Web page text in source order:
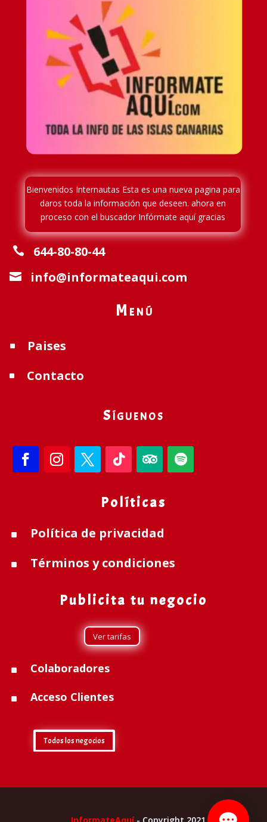
Bienvenidos Internautas Esta es una nueva pagina para
daros toda la información que deseen. ahora en
proceso con el buscador Infórmate aquí gracias
 644-80-80-44
 info@informateaqui.com
Menú
^ Paises
^ Contacto
Síguenos
Políticas
^ Política de privacidad
^ Términos y condiciones
Publicita tu negocio
Ver tarifas
^ Colaboradores
^ Acceso Clientes
Todos los negocios